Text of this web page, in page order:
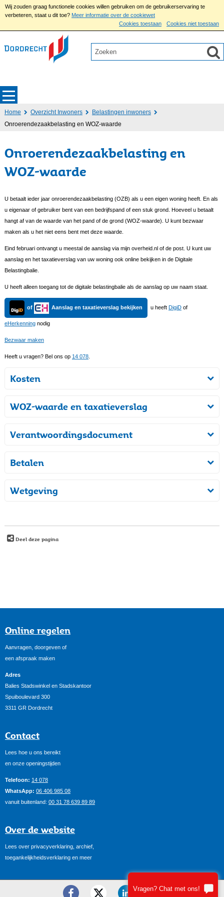
Wij zouden graag functionele cookies willen gebruiken om de gebruikerservaring te
verbeteren, staat u dit toe? Meer informatie over de cookiewet
Cookies toestaan
Cookies niet toestaan
Home Overzicht Inwoners
Belastingen inwoners
Onroerendezaakbelasting en WOZ-waarde
Onroerendezaakbelasting en
WOZ-waarde
U betaalt ieder jaar onroerendezaakbelasting (OZB) als u een eigen woning heeft. En als
u eigenaar of gebruiker bent van een bedrijfspand of een stuk grond. Hoeveel u betaalt
hangt af van de waarde van het pand of de grond (WOZ-waarde). U kunt bezwaar
maken als u het niet eens bent met deze waarde.
Eind februari ontvangt u meestal de aanslag via mijn overheid.nl of de post. U kunt uw
aanslag en het taxatieverslag van uw woning ook online bekijken in de Digitale
Belastingbalie.
U heeft alleen toegang tot de digitale belastingbalie als de aanslag op uw naam staat.
of Aanslag en taxatieverslag bekijken u heeft DigiDof
eHerkenningnodig
Bezwaar maken
Heeft u vragen? Bel ons op 14 078.
Kosten
WOZ-waarde en taxatieverslag
Verantwoordingsdocument
Betalen
Wetgeving
Deel deze pagina
Online regelen
Aanvragen, doorgeven of
een afspraak maken
Adres
Balies Stadswinkel en Stadskantoor
Spuiboulevard 300
3311 GR Dordrecht
Contact
Lees hoe u ons bereikt
en onze openingstijden
Telefoon: 14 078
WhatsApp: 06 406 985 08
vanuit buitenland: 00 31 78 639 89 89
Over de website
Lees over privacyverklaring, archief,
toegankelijkheidsverklaring en meer